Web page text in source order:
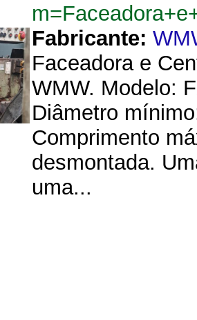
Fabricante:
Faceadora e
WMW. Modelo:
Diâmetro
Comprimento
desmontada.
uma...